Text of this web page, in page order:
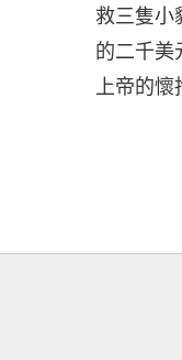
救三隻小
的二千美
上帝的